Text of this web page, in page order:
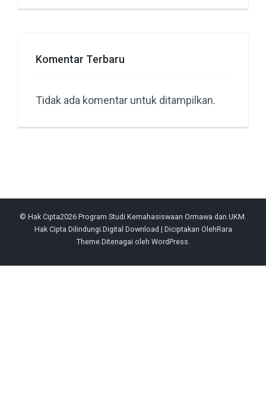
Komentar Terbaru
Tidak ada komentar untuk ditampilkan.
© Hak Cipta2026 Program Studi Kemahasiswaan Ormawa dan UKM.
Hak Cipta Dilindungi.Digital Download | Diciptakan OlehRara
Theme.Ditenagai oleh WordPress.